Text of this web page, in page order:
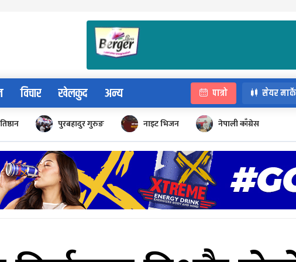
विचार खेलकुद अन्य पात्रो सेयर
पुरबहादुर गुरुङ नाइट भिजन नेपाली काँग्रेस